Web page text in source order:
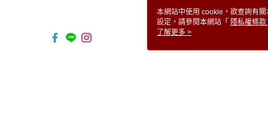
本網站中使用 cookie，欲查詢有
設定，請參閱本網站「 隱私權條款
使用 cookie。
了解更多 >